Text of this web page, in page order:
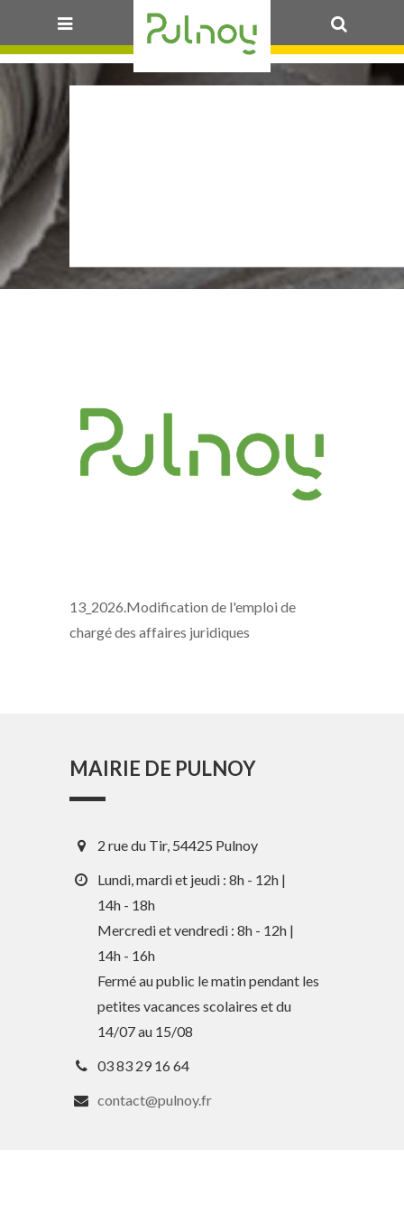
OK
13_2026.Modification de l'emploi de
chargé des affaires juridiques
MAIRIE DE PULNOY
2 rue du Tir, 54425 Pulnoy
Lundi, mardi et jeudi : 8h - 12h |
14h - 18h
Mercredi et vendredi : 8h - 12h |
14h - 16h
Fermé au public le matin pendant les
petites vacances scolaires et du
14/07 au 15/08
03 83 29 16 64
contact@pulnoy.fr